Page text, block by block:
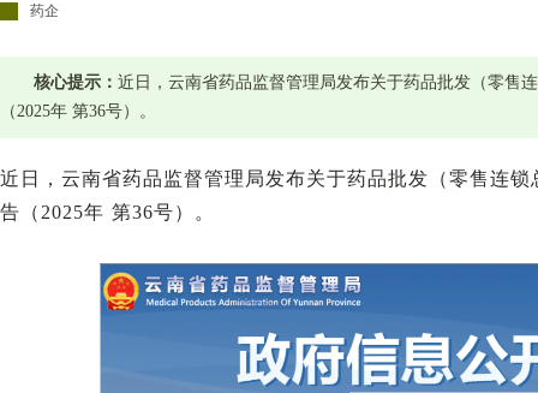
药企
核心提示： 近日，云南省药品监督管理局发布关于药品批发（零售
（2025年 第36号）。
近日，云南省药品监督管理局发布关于药品批发（零售连
告（2025年 第36号）。